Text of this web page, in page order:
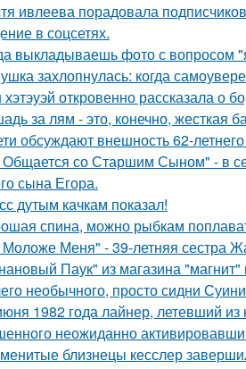
ивлеева порадовала
в соцсетях.
выкладываешь фото с вопросом
захлопнулась: когда
откровенно рассказала о
за лям - это, конечно, жесткая
обсуждают внешность 62-
со Старшим Сыном" - в
сына Егора.
дутым качкам показал!
спина, можно рыбкам
Меня" - 39-летняя сестра
Паук" из магазина "магнит"
необычного, просто сидни
1982 года лайнер, летевший из
неожиданно
близнецы кесслер